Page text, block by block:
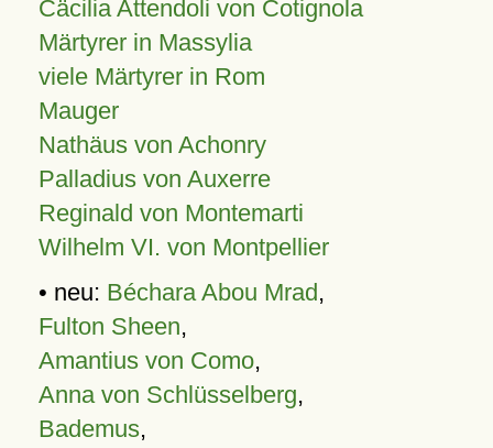
Cäcilia Attendoli von Cotignola
Märtyrer in Massylia
viele Märtyrer in Rom
Mauger
Nathäus von Achonry
Palladius von Auxerre
Reginald von Montemarti
Wilhelm VI. von Montpellier
• neu: Béchara Abou Mrad,
Fulton Sheen,
Amantius von Como,
Anna von Schlüsselberg,
Bademus,